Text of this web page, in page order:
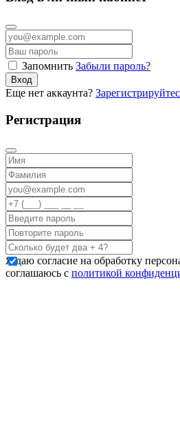
Запомнить Забыли пароль?
Вход
Еще нет аккаунта?
Регистрация
Я даю согласие на обработку
соглашаюсь с политикой